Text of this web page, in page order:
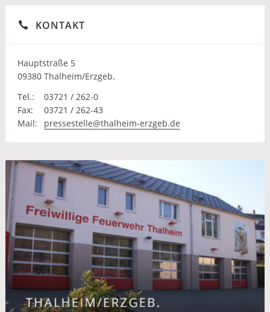
KONTAKT
Hauptstraße 5
09380 Thalheim/Erzgeb.
Tel.:
03721 / 262-0
Fax:
03721 / 262-43
Mail:
pressestelle@thalheim-erzgeb.de